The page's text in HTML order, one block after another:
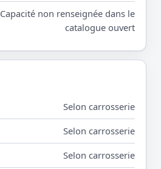
Capacité non renseignée dans le
catalogue ouvert
Selon carrosserie
Selon carrosserie
Selon carrosserie